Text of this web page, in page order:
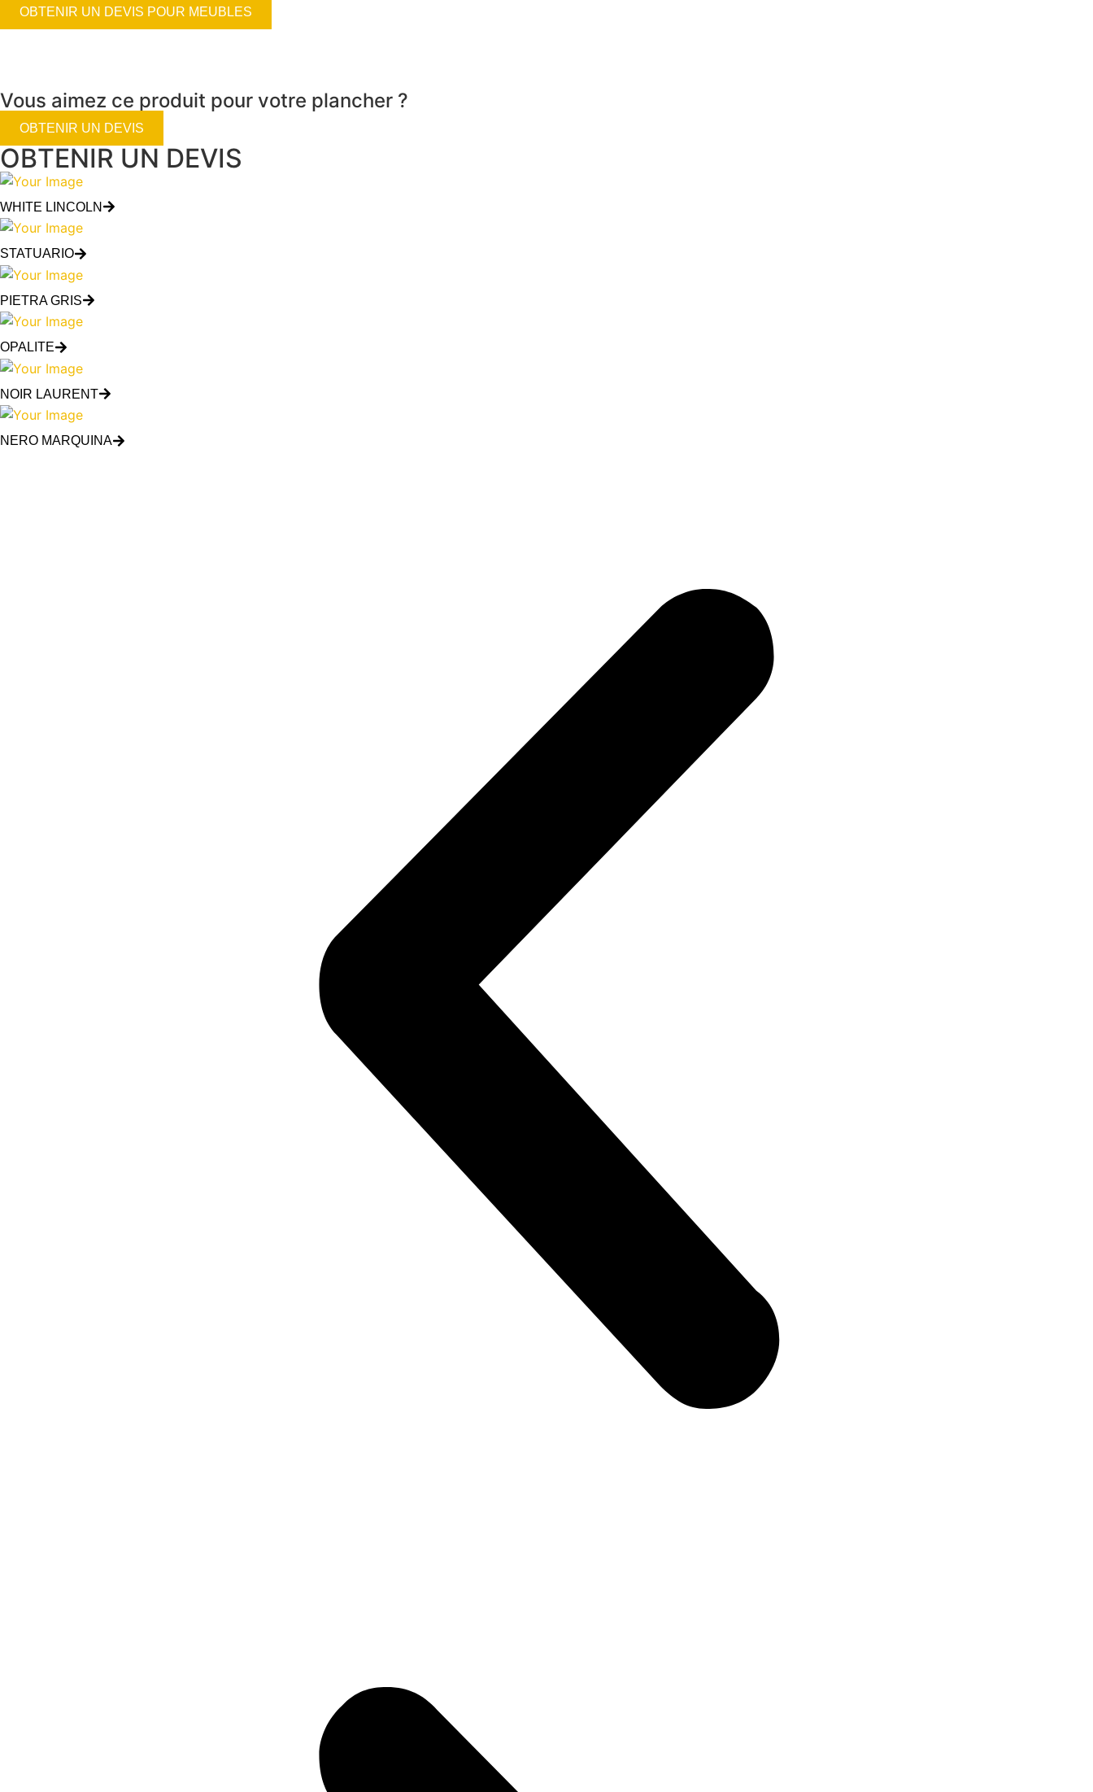
OBTENIR UN DEVIS POUR MEUBLES
Vous aimez ce produit pour votre plancher ?
OBTENIR UN DEVIS
OBTENIR UN DEVIS
WHITE LINCOLN
STATUARIO
PIETRA GRIS
OPALITE
NOIR LAURENT
NERO MARQUINA